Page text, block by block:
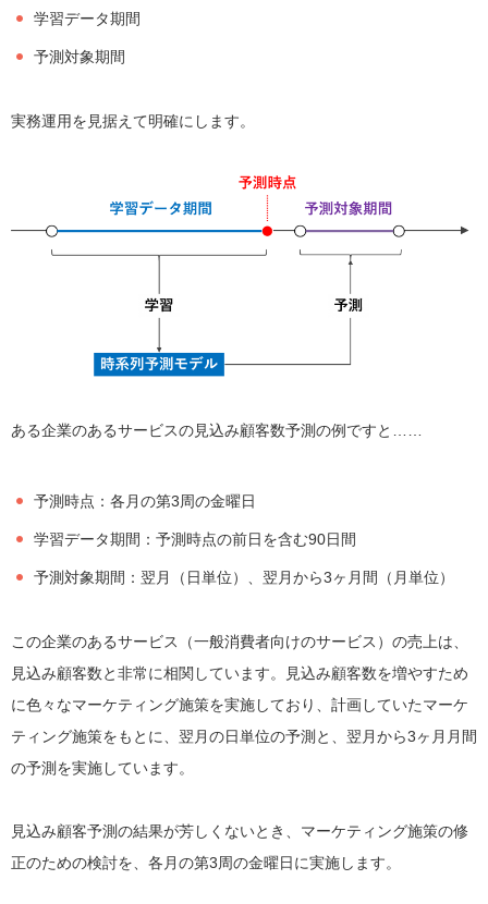
学習データ期間
予測対象期間
実務運用を見据えて明確にします。
ある企業のあるサービスの見込み顧客数予測の例ですと……
予測時点：各月の第3周の金曜日
学習データ期間：予測時点の前日を含む90日間
予測対象期間：翌月（日単位）、翌月から3ヶ月間（月単位）
この企業のあるサービス（一般消費者向けのサービス）の売上は、
見込み顧客数と非常に相関しています。見込み顧客数を増やすため
に色々なマーケティング施策を実施しており、計画していたマーケ
ティング施策をもとに、翌月の日単位の予測と、翌月から3ヶ月月間
の予測を実施しています。
見込み顧客予測の結果が芳しくないとき、マーケティング施策の修
正のための検討を、各月の第3周の金曜日に実施します。